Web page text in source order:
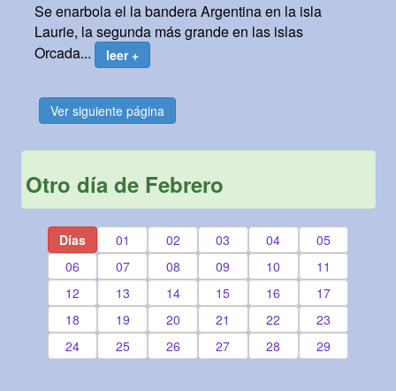
Se enarbola el la bandera Argentina en la isla
Laurie, la segunda más grande en las islas
Orcada...
leer +
Ver siguiente página
Otro día de Febrero
Días 01 02 03 04
05
06
07 08 09 10
11
12
13 14 15 16
17
18
19 20 21 22
23
24
25 26 27 28 29